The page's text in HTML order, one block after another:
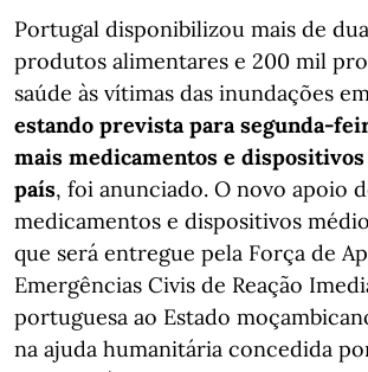
Portugal disponibilizou mais de
produtos alimentares e 200 mil
saúde às vítimas das inundações
estando prevista para segunda-
mais medicamentos e
país, foi anunciado. O novo apoio
medicamentos e dispositivos
que será entregue pela Força de
Emergências Civis de Reação
portuguesa ao Estado
na ajuda humanitária concedida